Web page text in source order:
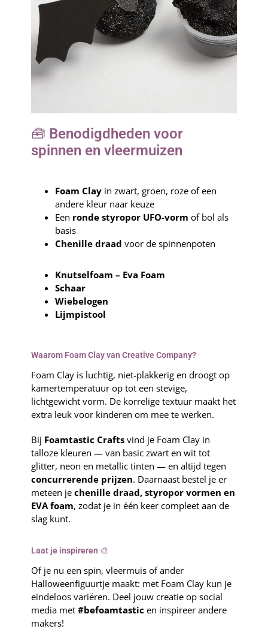
🧰 Benodigdheden voor
spinnen en vleermuizen
Foam Clay in zwart, groen, roze of een
andere kleur naar keuze
Een ronde styropor UFO-vorm of bol als
basis
Chenille draad voor de spinnenpoten
Knutselfoam – Eva Foam
Schaar
Wiebelogen
Lijmpistool
Waarom Foam Clay van Creative Company?
Foam Clay is luchtig, niet-plakkerig en droogt op
kamertemperatuur op tot een stevige,
lichtgewicht vorm. De korrelige textuur maakt het
extra leuk voor kinderen om mee te werken.
Bij Foamtastic Crafts vind je Foam Clay in
talloze kleuren — van basic zwart en wit tot
glitter, neon en metallic tinten — en altijd tegen
concurrerende prijzen. Daarnaast bestel je er
meteen jechenille draad, styropor vormen en
EVA foam, zodat je in één keer compleet aan de
slag kunt.
Laat je inspireren 🎨
Of je nu een spin, vleermuis of ander
Halloweenfiguurtje maakt: met Foam Clay kun je
eindeloos variëren. Deel jouw creatie op social
media met#befoamtastic en inspireer andere
makers!